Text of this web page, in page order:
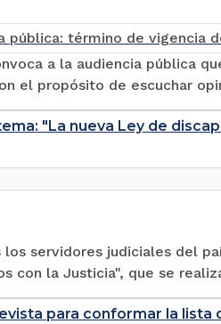
a la audiencia pública
el propósito de escuchar
"La nueva Ley de
servidores judiciales del
con la Justicia", que se
para conformar la lista